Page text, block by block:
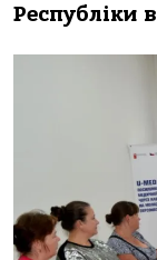
Республіки